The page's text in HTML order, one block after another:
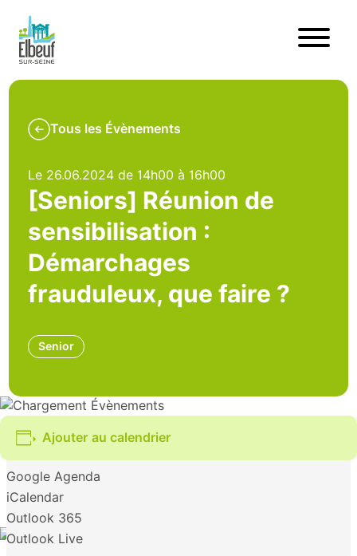
Tous les Évènements
Le 26.06.2024 de 14h00 à 16h00
[Seniors] Réunion de
sensibilisation :
Démarchages
frauduleux, que faire ?
Senior
Ajouter au calendrier
Google Agenda
iCalendar
Outlook 365
Outlook Live